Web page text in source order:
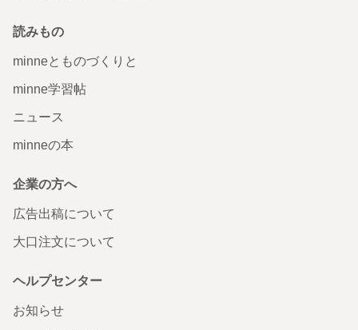
読みもの
minneとものづくりと
minne学習帖
ニュース
minneの本
企業の方へ
広告出稿について
大口注文について
ヘルプセンター
お知らせ